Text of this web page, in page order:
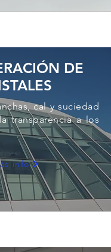
DE
cal y suciedad
transparencia a los
info